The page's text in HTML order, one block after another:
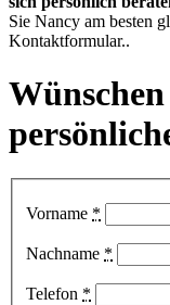
Sie Nancy am besten
Kontaktformular..
Vorname *
Nachname *
Telefon *